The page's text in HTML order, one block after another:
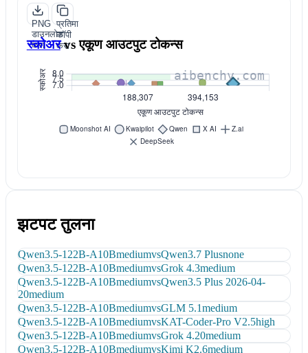
PNG
डाउनलोड
करा
प्रतिमा
कॉपी
करा
स्कोअर vsएकूण आउटपुट टोकन्स
झटपट तुलना
Qwen3.5-122B-A10BmediumvsQwen3.7 Plusnone
Qwen3.5-122B-A10BmediumvsGrok 4.3medium
Qwen3.5-122B-A10BmediumvsQwen3.5 Plus 2026-04-
20medium
Qwen3.5-122B-A10BmediumvsGLM 5.1medium
Qwen3.5-122B-A10BmediumvsKAT-Coder-Pro V2.5high
Qwen3.5-122B-A10BmediumvsGrok 4.20medium
Qwen3.5-122B-A10BmediumvsKimi K2.6medium